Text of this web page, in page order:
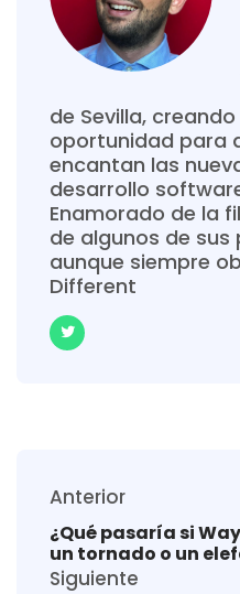
de Sevilla,
oportunidad para
encantan las
desarrollo
Enamorado de la
de algunos de
aunque siempre
Different
Anterior
¿Qué pasaría si
un tornado o un
Siguiente